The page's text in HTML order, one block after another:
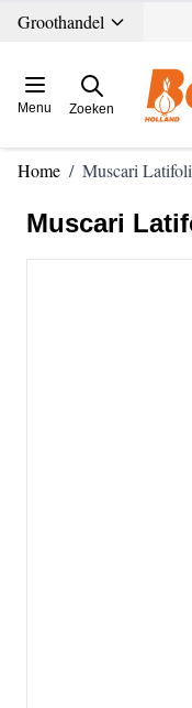
Ga direct door naar de
Groothandel
Menu Zoeken
Home / Muscari
Muscari